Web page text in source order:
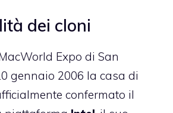
dei cloni
Expo di San
gennaio 2006 la casa di
confermato il